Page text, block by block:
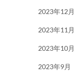
2023年12月
2023年11月
2023年10月
2023年9月